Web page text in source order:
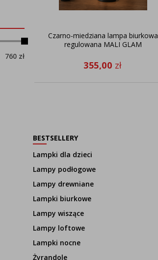
760 zł
Czarno-miedziana lampa biurkowa
regulowana MALI GLAM
355,00 zł
BESTSELLERY
Lampki dla dzieci
Lampy podłogowe
Lampy drewniane
Lampki biurkowe
Lampy wiszące
Lampy loftowe
Lampki nocne
Żyrandole